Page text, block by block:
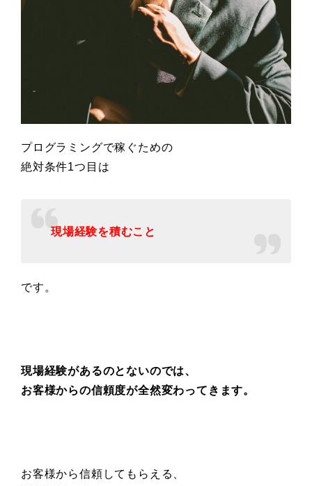
プログラミングで稼ぐための
絶対条件1つ目は
現場経験を積むこと
です。
現場経験があるのとないのでは、
お客様からの信頼度が全然変わってきます。
お客様から信頼してもらえる、